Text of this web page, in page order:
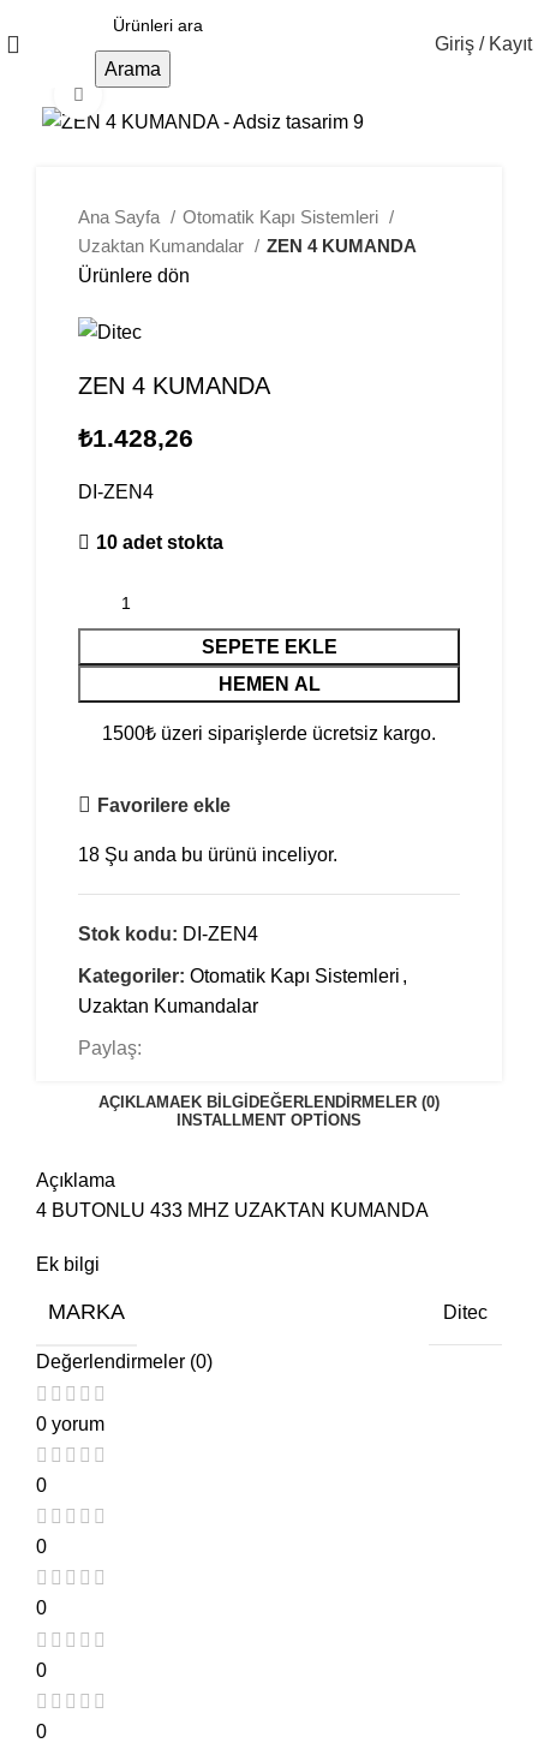
Arama
Giriş / Kayıt
Ana Sayfa
Otomatik Kapı Sistemleri
Uzaktan Kumandalar
ZEN 4 KUMANDA
Ürünlere dön
ZEN 4 KUMANDA
₺1.428,26
DI-ZEN4
10 adet stokta
SEPETE EKLE
HEMEN AL
1500₺ üzeri siparişlerde ücretsiz kargo.
Favorilere ekle
18 Şu anda bu ürünü inceliyor.
Stok kodu: DI-ZEN4
Kategoriler: Otomatik Kapı Sistemleri ,
Uzaktan Kumandalar
Paylaş:
AÇIKLAMAEK BILGI DEĞERLENDIRMELER (0)
INSTALLMENT OPTIONS
Açıklama
4 BUTONLU 433 MHZ UZAKTAN KUMANDA
Ek bilgi
MARKA Ditec
Değerlendirmeler (0)
0 yorum
0
0
0
0
0